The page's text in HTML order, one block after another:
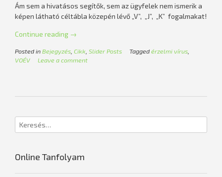
Ám sem a hivatásos segítők, sem az ügyfelek nem ismerik a
képen látható céltábla közepén lévő „V”, „J”, „K” fogalmakat!
Continue reading „Válás
védőoltás”
→
Posted inBejegyzés Cikk Slider Posts Taggedérzelmi vírus
VOÉV
Leave a comment
Online Tanfolyam